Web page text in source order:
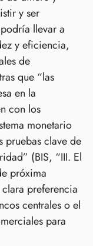
y ser
llevar a
y eficiencia,
de
que “las
en la
con los
monetario
pruebas clave de
(BIS, “III. El
próxima
preferencia
centrales o el
para